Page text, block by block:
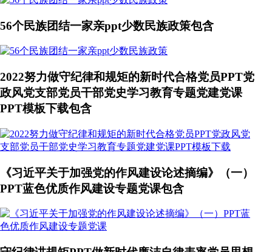
56个民族团结一家亲ppt少数民族政策包含
2022努力做守纪律和规矩的新时代合格党员PPT党
政风党支部党员干部党史学习教育专题党建党课
PPT模板下载包含
《习近平关于加强党的作风建设论述摘编》（一）
PPT蓝色优质作风建设专题党课包含